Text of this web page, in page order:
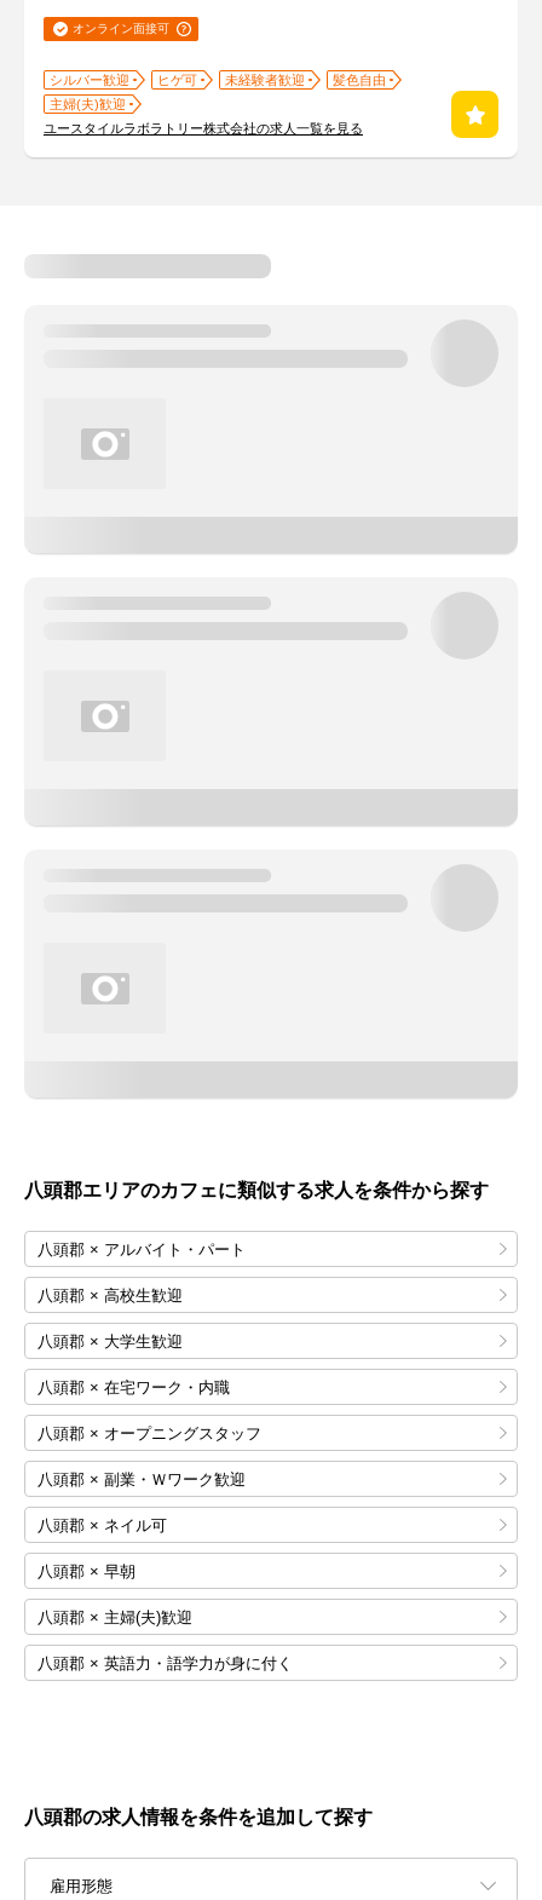
オンライン面接可
シルバー歓迎 ヒゲ可 未経験者歓迎
髪色自由
主婦(夫)歓迎
ユースタイルラボラトリー株式会社の求人一覧を見る
八頭郡エリアのカフェに類似する求人を条件から探す
八頭郡 × アルバイト・パート
八頭郡 × 高校生歓迎
八頭郡 × 大学生歓迎
八頭郡 × 在宅ワーク・内職
八頭郡 × オープニングスタッフ
八頭郡 × 副業・Ｗワーク歓迎
八頭郡 × ネイル可
八頭郡 × 早朝
八頭郡 × 主婦(夫)歓迎
八頭郡 × 英語力・語学力が身に付く
八頭郡の求人情報を条件を追加して探す
雇用形態